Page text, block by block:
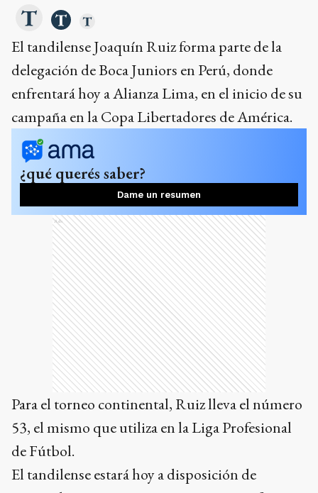
El tandilense Joaquín Ruiz forma parte de la
delegación de Boca Juniors en Perú, donde
enfrentará hoy a Alianza Lima, en el inicio de su
campaña en la Copa Libertadores de América.
¿qué querés saber?
Dame un resumen
Ads
Para el torneo continental, Ruiz lleva el número
53, el mismo que utiliza en la Liga Profesional
de Fútbol.
El tandilense estará hoy a disposición de